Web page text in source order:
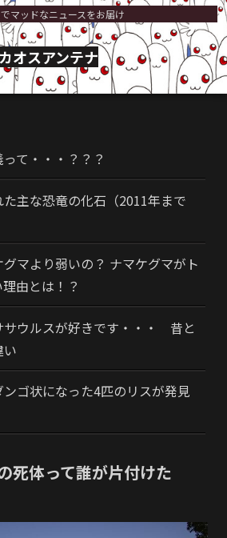
マッドなニュースをお届け
カオスアンテナ
て・・・？？？
主な恐竜の化石（2011年まで
マより弱いの？ ナマケグマがト
由とは！？
サウルスが好きです・・・ 昔と
ゴ状になった4匹のリスが発見
死体って誰が片付けた